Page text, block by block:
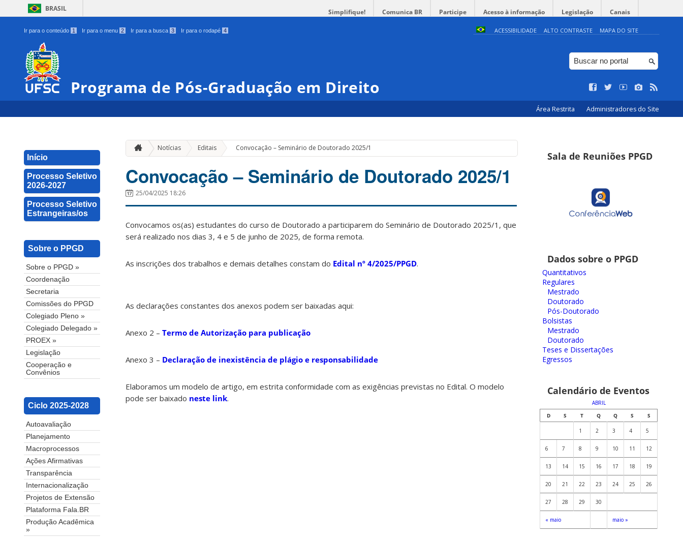
BRASIL Simplifique! Comunica BR Participe Acesso à informação Legislação Canais
Ir para o conteúdo 1 Ir para o menu 2 Ir para a busca 3 Ir para o rodapé 4 ACESSIBILIDADE ALTO CONTRASTE MAPA DO SITE
Programa de Pós-Graduação em Direito
Área Restrita Administradores do Site
Início
Processo Seletivo
2026-2027
Processo Seletivo
Estrangeiras/os
Sobre o PPGD
Sobre o PPGD »
Coordenação
Secretaria
Comissões do PPGD
Colegiado Pleno »
Colegiado Delegado »
PROEX »
Legislação
Cooperação e
Convênios
Ciclo 2025-2028
Autoavaliação
Planejamento
Macroprocessos
Ações Afirmativas
Transparência
Internacionalização
Projetos de Extensão
Plataforma Fala.BR
Produção Acadêmica
»
Notícias Editais » Convocação – Seminário de Doutorado 2025/1
Convocação – Seminário de Doutorado 2025/1
25/04/2025 18:26
Convocamos os(as) estudantes do curso de Doutorado a participarem do Seminário de Doutorado 2025/1, que
será realizado nos dias 3, 4 e 5 de junho de 2025, de forma remota.
As inscrições dos trabalhos e demais detalhes constam do Edital nº 4/2025/PPGD.
As declarações constantes dos anexos podem ser baixadas aqui:
Anexo 2 – Termo de Autorização para publicação
Anexo 3 – Declaração de inexistência de plágio e responsabilidade
Elaboramos um modelo de artigo, em estrita conformidade com as exigências previstas no Edital. O modelo
pode ser baixado neste link.
Sala de Reuniões PPGD
Dados sobre o PPGD
Quantitativos
Regulares
Mestrado
Doutorado
Pós-Doutorado
Bolsistas
Mestrado
Doutorado
Teses e Dissertações
Egressos
Calendário de Eventos
ABRIL
D
S T Q Q S S
« maio maio »
1 2 3 4 5
6 7 8 9 10 11 12
13 14 15 16 17 18 19
20 21 22 23 24 25 26
27 28 29 30